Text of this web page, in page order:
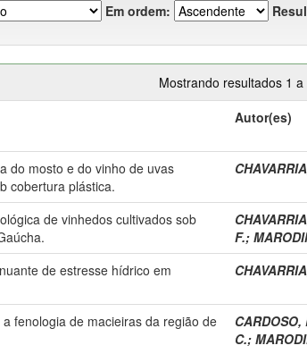
Em ordem:
Mostrando resultados 1
Autor(es)
do mosto e do vinho de uvas
cobertura plástica.
de vinhedos cultivados sob
F.;
de estresse hídrico em
fenologia de macieiras da região de
CARDOSO,
C.;